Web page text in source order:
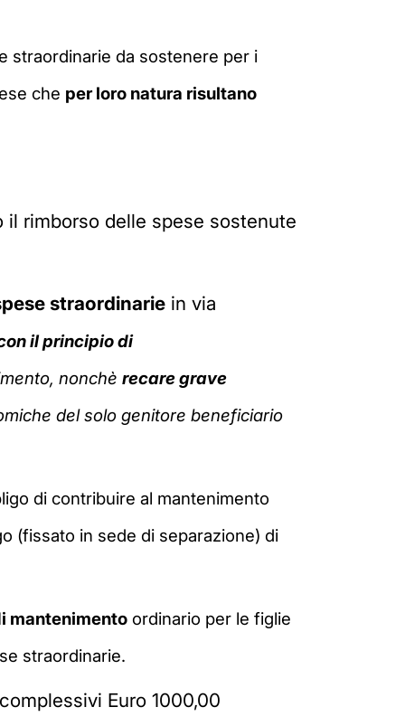
straordinarie da sostenere per i
che per loro natura risultano
il rimborso delle spese sostenute
straordinarie in via
il principio di
nonchè recare grave
del solo genitore beneficiario
di contribuire al mantenimento
(fissato in sede di separazione) di
mantenimento ordinario per le figlie
straordinarie.
Euro 1000,00